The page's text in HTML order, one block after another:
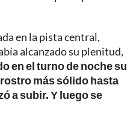
en la pista central,
alcanzado su plenitud,
en el turno de noche su
más sólido hasta
a subir. Y luego se